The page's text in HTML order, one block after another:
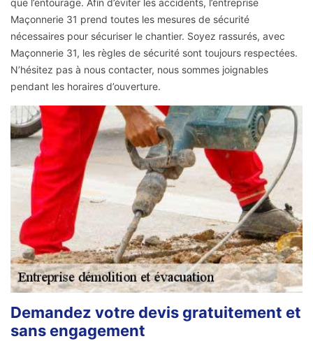
Maçonnerie 31 prend toutes les mesures de sécurité
nécessaires pour sécuriser le chantier. Soyez rassurés, avec
Maçonnerie 31, les règles de sécurité sont toujours respectées.
N’hésitez pas à nous contacter, nous sommes joignables
pendant les horaires d’ouverture.
Demandez votre devis gratuitement et
sans engagement